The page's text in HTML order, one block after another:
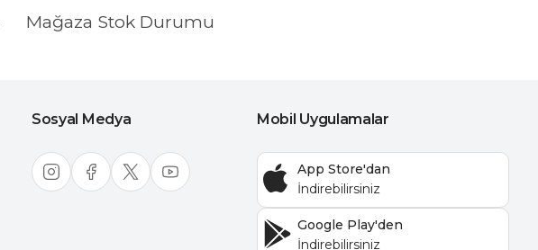
Mağaza Stok Durumu
Sosyal Medya Mobil Uygulamalar
App Store'dan
Google Play'den